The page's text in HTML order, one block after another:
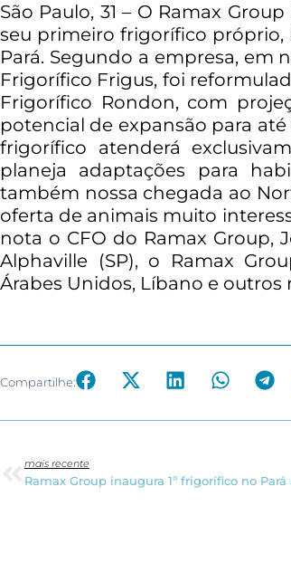
São Paulo, 31 – O Ramax
seu primeiro frigorífico próprio,
Pará. Segundo a empresa,
Frigorífico Frigus, foi
Frigorífico Rondon, com
potencial de expansão para
frigorífico atenderá
planeja adaptações para
também nossa chegada ao
oferta de animais muito
nota o CFO do Ramax Group,
Alphaville (SP), o Ramax
Árabes Unidos, Líbano e outros
Compartilhe:
mais recente